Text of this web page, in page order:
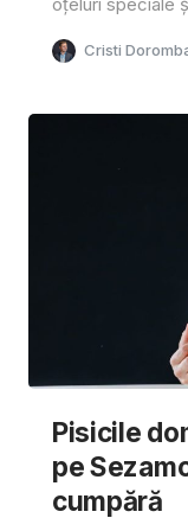
Cristi
Pisicile
pe
cumpără